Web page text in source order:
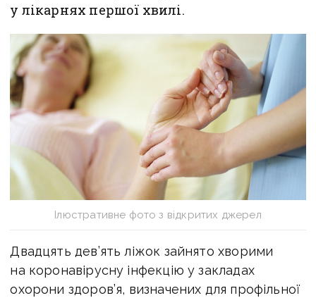
у лікарнях першої хвилі.
Ілюстративне фото з відкритих джерел
Двадцять дев’ять ліжок зайнято хворими
на коронавірусну інфекцію у закладах
охорони здоров’я, визначених для профільної